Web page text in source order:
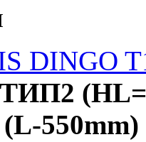
DINGO
ТИП2
550mm)